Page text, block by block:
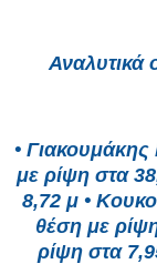
Αναλυτικά
•
με ρίψη στα
8,72 μ •
θέση με
ρίψη στα